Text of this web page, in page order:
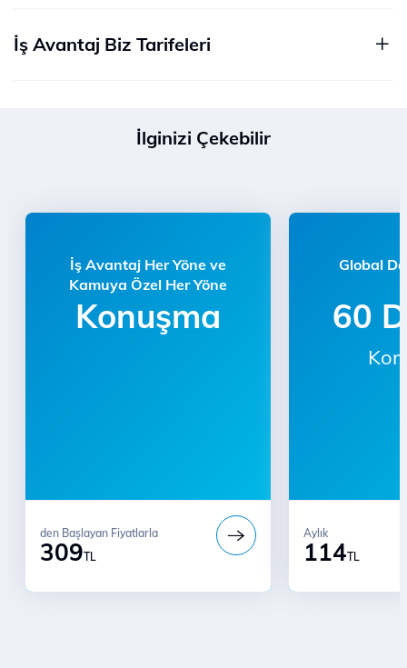
İş Avantaj Biz Tarifeleri
İlginizi Çekebilir
İş Avantaj Her Yöne ve
Kamuya Özel Her Yöne
Konuşma
309TL
den Başlayan Fiyatlarla
Global
60
114TL
Aylık